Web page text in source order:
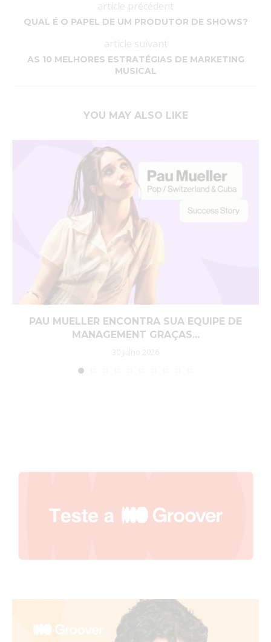
article précédent
QUAL É O PAPEL DE UM PRODUTOR DE SHOWS?
article suivant
AS 10 MELHORES ESTRATÉGIAS DE MARKETING
MUSICAL
YOU MAY ALSO LIKE
PAU MUELLER ENCONTRA SUA EQUIPE DE
MANAGEMENT GRAÇAS...
30 julho 2026